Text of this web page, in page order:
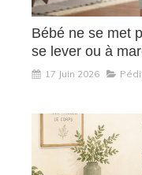
Bébé ne se met
se lever ou à
17 Juin 2026